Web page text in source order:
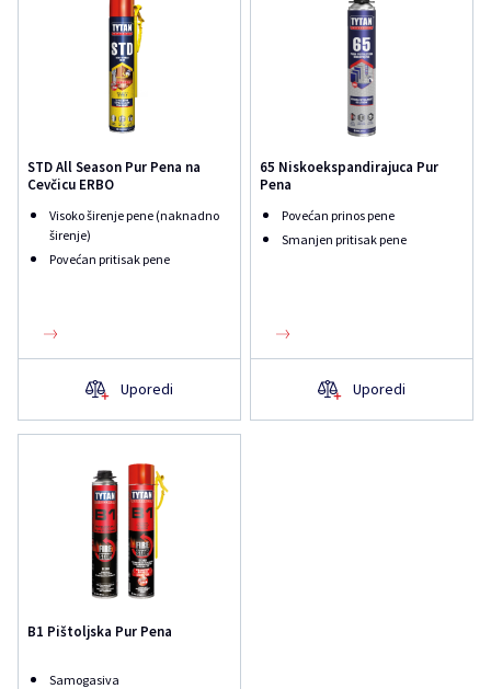
STD All Season Pur Pena na
Cevčicu ERBO
Visoko širenje pene (naknadno
širenje)
Povećan pritisak pene
Uporedi
65 Niskoekspandirajuca Pur
Pena
Povećan prinos pene
Smanjen pritisak pene
Uporedi
B1 Pištoljska Pur Pena
Samogasiva